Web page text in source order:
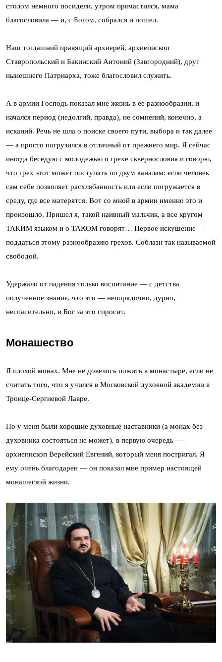
столом немного посидели, утром причастился, мама
благословила — и, с Богом, собрался и пошел.
Наш тогдашний правящий архиерей, архиепископ
Ставропольский и Бакинский Антоний (Завгородний), друг
нынешнего Патриарха, тоже благословил служить.
А в армии Господь показал мне жизнь в ее разнообразии, и
начался период (недолгий, правда), не сомнений, конечно, а
исканий. Речь не шла о поиске своего пути, выбора и так далее
— а просто погрузился в отличный от прежнего мир. Я сейчас
иногда беседую с молодежью о грехе сквернословия и говорю,
что грех этот может поступать по двум каналам: если человек
сам себе позволяет расхлябанность или если погружается в
среду, где все матерятся. Вот со мной в армии именно это и
произошло. Пришел я, такой наивный мальчик, а все кругом
ТАКИМ языком и о ТАКОМ говорят… Первое искушение —
поддаться этому разнообразию грехов. Соблазн так называемой
свободой.
Удержало от падения только воспитание — с детства
полученное знание, что это — непорядочно, дурно,
неспасительно, и Бог за это спросит.
Монашество
Я плохой монах. Мне не довелось пожить в монастыре, если не
считать того, что я учился в Московской духовной академии в
Троице-Сергиевой Лавре.
Но у меня были хорошие духовные наставники (а монах без
духовника состояться не может), в первую очередь —
архиепископ Верейский Евгений, который меня постригал. Я
ему очень благодарен — он показал мне пример настоящей
монашеской жизни.